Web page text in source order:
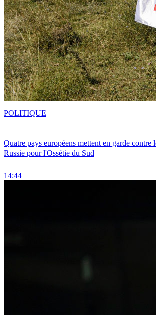
Quatre pays européens mettent en garde contre
Russie pour l'Ossétie du Sud
14:44
POLITIQUE